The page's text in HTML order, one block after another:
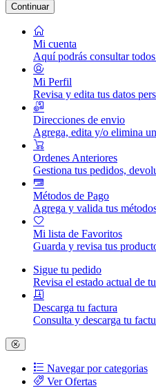
Continuar
Mi cuenta
Aquí podrás consultar
Mi Perfil
Revisa y edita tus datos
Direcciones de envio
Agrega, edita y/o elimina
Ordenes Anteriores
Gestiona tus pedidos,
Métodos de Pago
Agrega y valida tus
Mi lista de Favoritos
Guarda y revisa tus
Sigue tu pedido
Revisa el estado actual de
Descarga tu factura
Consulta y descarga tu
Navegar por categorias
Ver Ofertas